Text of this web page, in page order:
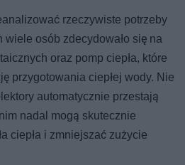
rzeczywiste potrzeby
wiele osób zdecydowało się na
oraz pomp ciepła, które
przygotowania ciepłej wody. Nie
automatycznie przestają
nadal mogą skutecznie
ciepła i zmniejszać zużycie